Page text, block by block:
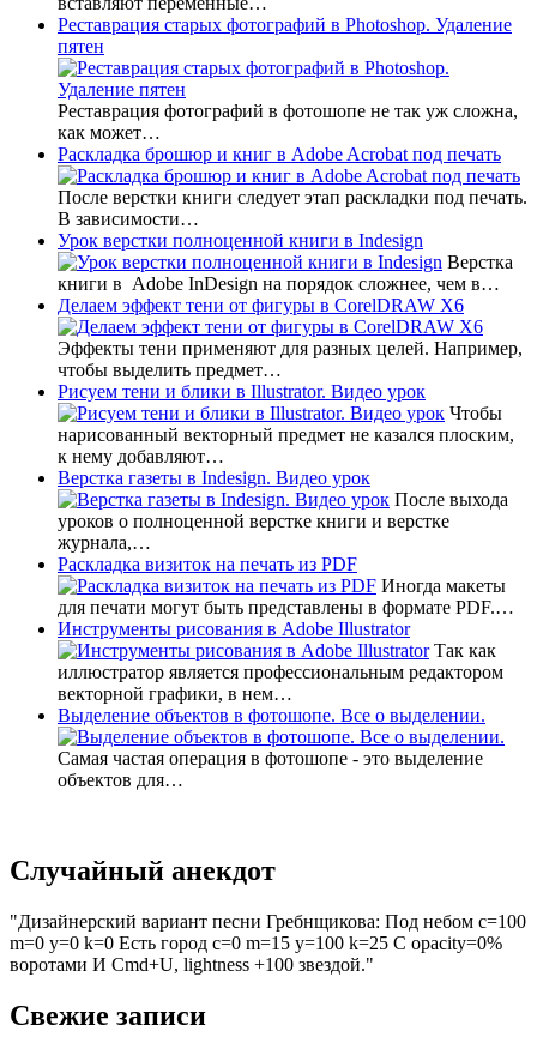
Реставрация старых фотографий в Photoshop. Удаление
пятен
Реставрация фотографий в фотошопе не так уж сложна,
как может…
Раскладка брошюр и книг в Adobe Acrobat под печать
После верстки книги следует этап раскладки под печать.
В зависимости…
Урок верстки полноценной книги в Indesign
Верстка
книги в Adobe InDesign на порядок сложнее, чем в…
Делаем эффект тени от фигуры в CorelDRAW X6
Эффекты тени применяют для разных целей. Например,
чтобы выделить предмет…
Рисуем тени и блики в Illustrator. Видео урок
Чтобы
нарисованный векторный предмет не казался плоским,
к нему добавляют…
Верстка газеты в Indesign. Видео урок
После выхода
уроков о полноценной верстке книги и верстке
журнала,…
Раскладка визиток на печать из PDF
Иногда макеты
для печати могут быть представлены в формате PDF.…
Инструменты рисования в Adobe Illustrator
Так как
иллюстратор является профессиональным редактором
векторной графики, в нем…
Выделение объектов в фотошопе. Все о выделении.
Самая частая операция в фотошопе - это выделение
объектов для…
Случайный анекдот
Дизайнерский вариант песни Гребнщикова: Под небом с=100
m=0 y=0 k=0 Есть город c=0 m=15 y=100 k=25 С opacity=0%
воротами И Cmd+U, lightness +100 звездой.
Свежие записи